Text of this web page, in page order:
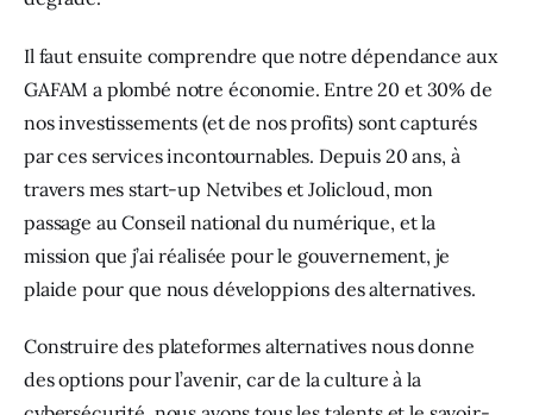
Il faut ensuite comprendre que notre dépendance aux
GAFAM a plombé notre économie. Entre 20 et 30% de
nos investissements (et de nos profits) sont capturés
par ces services incontournables. Depuis 20 ans, à
travers mes start-up Netvibes et Jolicloud, mon
passage au Conseil national du numérique, et la
mission que j’ai réalisée pour le gouvernement, je
plaide pour que nous développions des alternatives.
Construire des plateformes alternatives nous donne
des options pour l’avenir, car de la culture à la